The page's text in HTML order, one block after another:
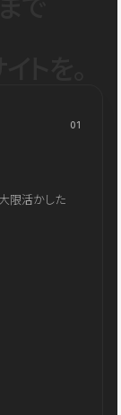
01
限活かした